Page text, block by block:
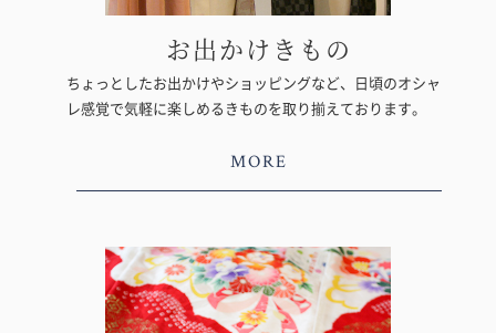
お出かけきもの
ちょっとしたお出かけやショッピングなど、日頃のオシャ
レ感覚で気軽に楽しめるきものを取り揃えております。
MORE